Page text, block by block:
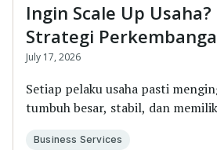
Ingin Scale Up
Strategi
Membuat PT
July 17, 2026
Setiap pelaku usaha pasti
tumbuh besar, stabil, dan
Business Services